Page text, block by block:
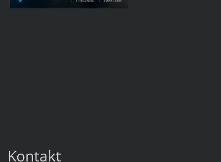
Kontakt